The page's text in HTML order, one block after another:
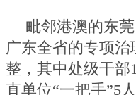
毗邻港澳的东
广东全省的专项
整，其中处级干部
直单位“一把手”5